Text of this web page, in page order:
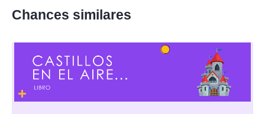
Chances similares